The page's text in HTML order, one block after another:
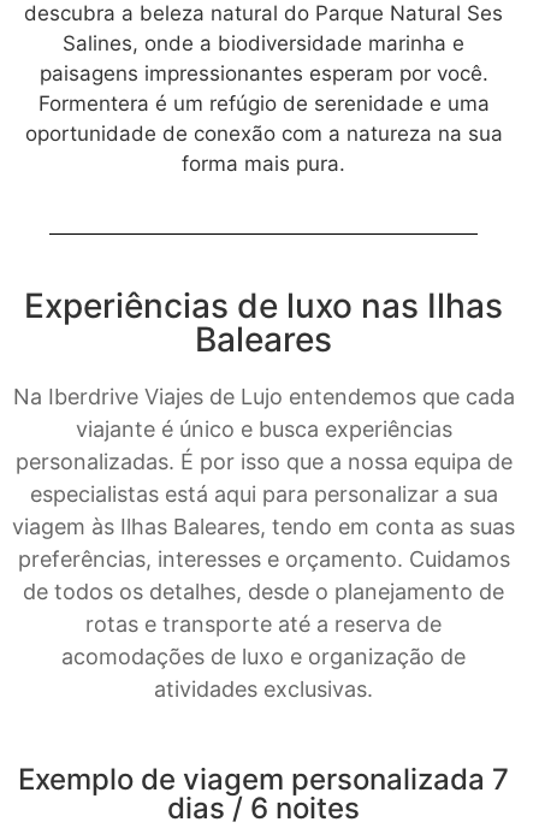
descubra a beleza natural do Parque Natural Ses
Salines, onde a biodiversidade marinha e
paisagens impressionantes esperam por você.
Formentera é um refúgio de serenidade e uma
oportunidade de conexão com a natureza na sua
forma mais pura.
Experiências de luxo nas Ilhas
Baleares
Na Iberdrive Viajes de Lujo entendemos que cada
viajante é único e busca experiências
personalizadas. É por isso que a nossa equipa de
especialistas está aqui para personalizar a sua
viagem às Ilhas Baleares, tendo em conta as suas
preferências, interesses e orçamento. Cuidamos
de todos os detalhes, desde o planejamento de
rotas e transporte até a reserva de
acomodações de luxo e organização de
atividades exclusivas.
Exemplo de viagem personalizada 7
dias / 6 noites